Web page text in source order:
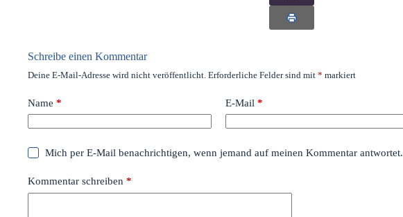
Schreibe einen Kommentar
Deine E-Mail-Adresse wird nicht veröffentlicht. Erforderliche Felder sind mit * markiert
Name * E-Mail *
Mich per E-Mail benachrichtigen, wenn jemand auf meinen Kommentar antwortet.
Kommentar schreiben *